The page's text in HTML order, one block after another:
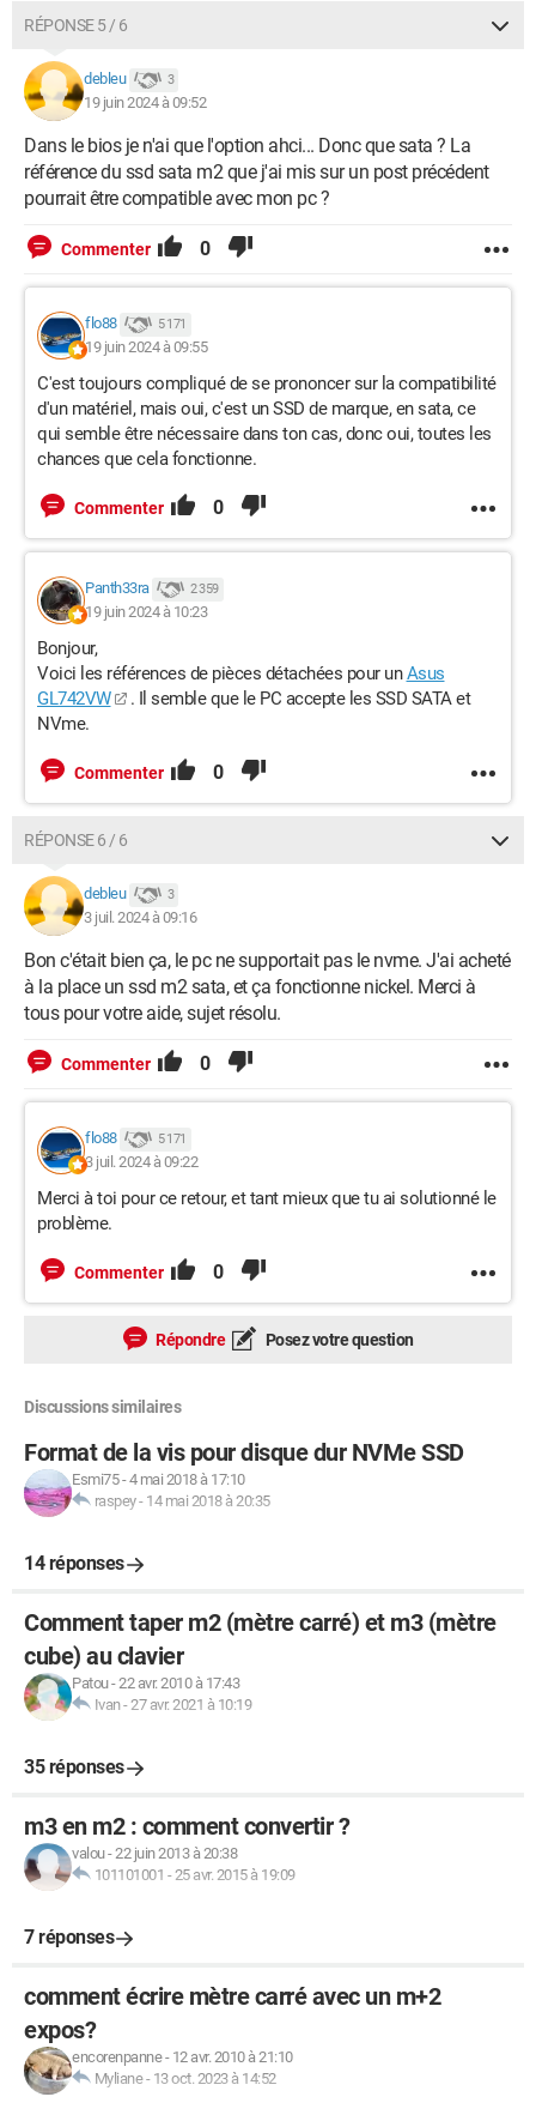
RÉPONSE 5 / 6
debleu 3
19 juin 2024 à 09:52
Dans le bios je n'ai que l'option ahci... Donc que sata ? La
référence du ssd sata m2 que j'ai mis sur un post précédent
pourrait être compatible avec mon pc ?
Commenter 0
flo88 5 171
19 juin 2024 à 09:55
C'est toujours compliqué de se prononcer sur la compatibilité
d'un matériel, mais oui, c'est un SSD de marque, en sata, ce
qui semble être nécessaire dans ton cas, donc oui, toutes les
chances que cela fonctionne.
Commenter 0
Panth33ra 2 359
19 juin 2024 à 10:23
Bonjour,
Voici les références de pièces détachées pour unAsus
GL742VW
. Il semble que le PC accepte les SSD SATA et
NVme.
Commenter 0
RÉPONSE 6 / 6
debleu 3
3 juil. 2024 à 09:16
Bon c'était bien ça, le pc ne supportait pas le nvme. J'ai acheté
à la place un ssd m2 sata, et ça fonctionne nickel. Merci à
tous pour votre aide, sujet résolu.
Commenter 0
flo88 5 171
3 juil. 2024 à 09:22
Merci à toi pour ce retour, et tant mieux que tu ai solutionné le
problème.
Commenter 0
Répondre Posez votre question
Discussions similaires
Format de la vis pour disque dur NVMe SSD
Esmi75-4 mai 2018 à 17:10
raspey- 14 mai 2018 à 20:35
14 réponses
Comment taper m2 (mètre carré) et m3 (mètre
cube) au clavier
Patou-22 avr. 2010 à 17:43
Ivan-27 avr. 2021 à 10:19
35 réponses
m3 en m2 : comment convertir ?
valou-22 juin 2013 à 20:38
101101001 -25 avr. 2015 à 19:09
7 réponses
comment écrire mètre carré avec un m+2
expos?
encorenpanne- 12 avr. 2010 à 21:10
Myliane- 13 oct. 2023 à 14:52